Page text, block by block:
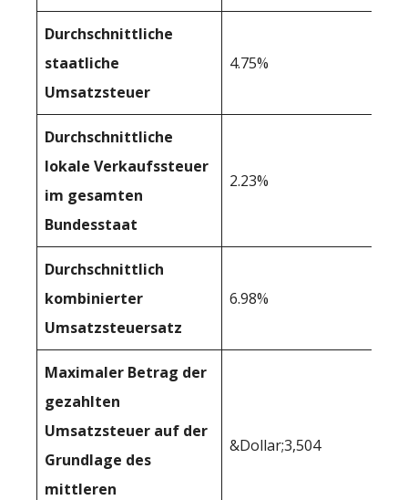
Durchschnittliche
staatliche
Umsatzsteuer
4.75%
Durchschnittliche
lokale Verkaufssteuer
im gesamten
Bundesstaat
2.23%
Durchschnittlich
kombinierter
Umsatzsteuersatz
6.98%
Maximaler Betrag der
gezahlten
Umsatzsteuer auf der
Grundlage des
mittleren
&Dollar;3,504